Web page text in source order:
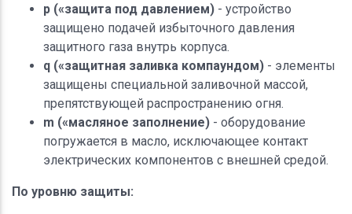
p («защита под давлением) - устройство
защищено подачей избыточного давления
защитного газа внутрь корпуса.
q («защитная заливка компаундом) - элементы
защищены специальной заливочной массой,
препятствующей распространению огня.
m («масляное заполнение) - оборудование
погружается в масло, исключающее контакт
электрических компонентов с внешней средой.
По уровню защиты: